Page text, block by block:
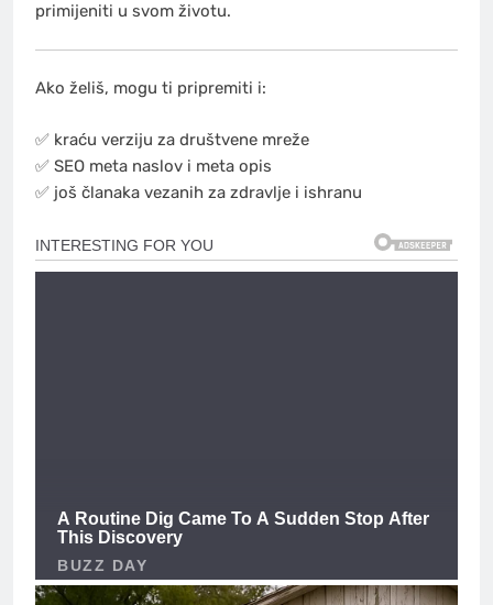
primijeniti u svom životu.
Ako želiš, mogu ti pripremiti i:
✅ kraću verziju za društvene mreže
✅ SEO meta naslov i meta opis
✅ još članaka vezanih za zdravlje i ishranu